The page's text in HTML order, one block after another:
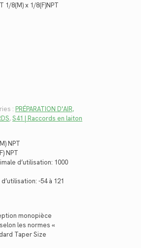
:est :
1/8(M) x 1/8(F)NPT
: PRÉPARATION D'AIR,
,S41 | Raccords en laiton
NPT
NPT
d’utilisation: 1000
-54 à 121
monopièce
les normes «
Taper Size